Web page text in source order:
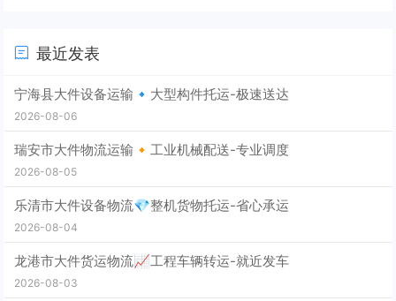
最近发表
宁海县大件设备运输🔹大型构件托运-极速送达
2026-08-06
瑞安市大件物流运输🔸工业机械配送-专业调度
2026-08-05
乐清市大件设备物流💎整机货物托运-省心承运
2026-08-04
龙港市大件货运物流📈工程车辆转运-就近发车
2026-08-03